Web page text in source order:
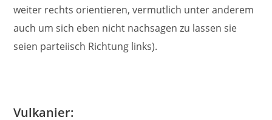
weiter rechts orientieren, vermutlich unter anderem
auch um sich eben nicht nachsagen zu lassen sie
seien parteiisch Richtung links).
Vulkanier: